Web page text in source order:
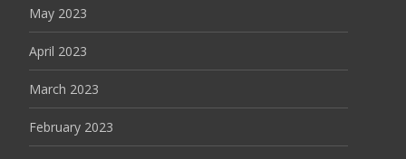
May 2023
April 2023
March 2023
February 2023